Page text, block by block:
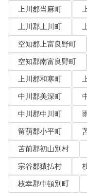
上川郡当麻町
上川郡上川町
空知郡上富良野町
空知郡南富良野町
上川郡和寒町
中川郡美深町
中川郡中川町
留萌郡小平町
苫前郡初山別村
宗谷郡猿払村
枝幸郡中頓別町